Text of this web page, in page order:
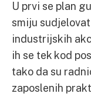
U prvi se plan
smiju
industrijskih
ih se tek kod
tako da su
zaposlenih